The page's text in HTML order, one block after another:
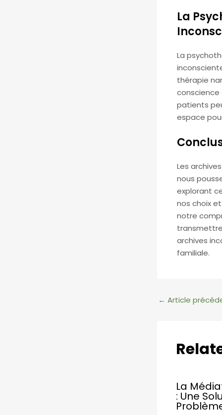
La
La
thérapie
conscience
patients
espace
Les
nous
explorant
nos choix
notre
archives
familiale.
Navigation
← Article
La
: Une